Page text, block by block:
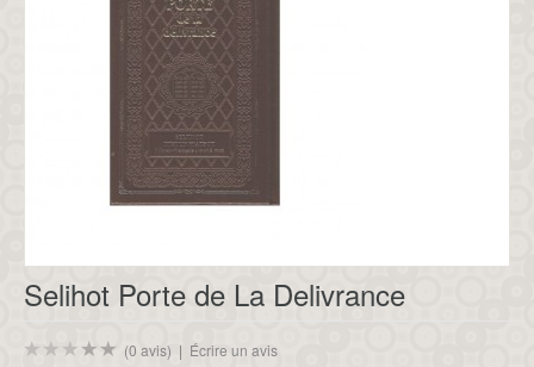
Selihot Porte de La Delivrance
(0 avis) | Écrire un avis